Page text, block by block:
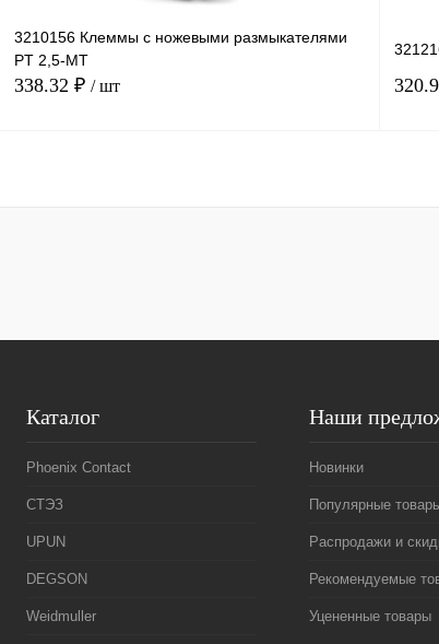
3210156 Клеммы с ножевыми размыкателями
PT 2,5-MT
338.32 ₽ / шт
Каталог
Phoenix Contact
СТЭЗ
UPUN
DEGSON
Weidmuller
Наши
Новинки
Популярные
Распродажи и
Рекомендуемые
Уцененные товары